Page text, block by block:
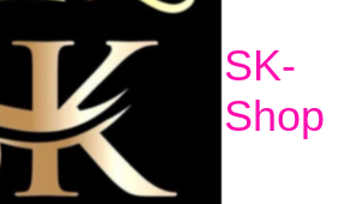
SK-
Shop